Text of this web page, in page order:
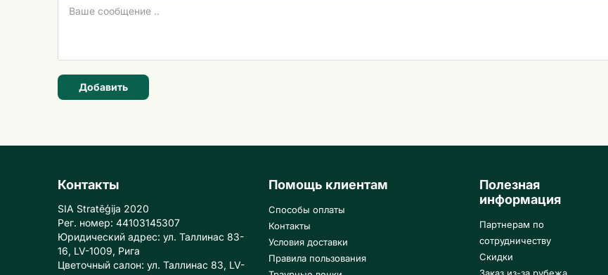
Добавить
Контакты
SIA Stratēģija 2020
Рег. номер: 44103145307
Юридический адрес: ул. Таллинас 83-
16, LV-1009, Рига
Цветочный салон: ул. Таллинас 83, LV-
Помощь клиентам
Способы оплаты
Контакты
Условия доставки
Правила пользования
Полезная
информация
Партнерам по
сотрудничеству
Скидки